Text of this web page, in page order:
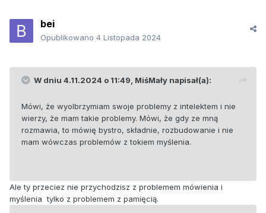
bei
Opublikowano 4 Listopada 2024
W dniu 4.11.2024 o 11:49, MiśMały napisał(a):
Mówi, że wyolbrzymiam swoje problemy z intelektem i nie
wierzy, że mam takie problemy. Mówi, że gdy ze mną
rozmawia, to mówię bystro, składnie, rozbudowanie i nie
mam wówczas problemów z tokiem myślenia.
Ale ty przeciez nie przychodzisz z problemem mówienia i
myślenia tylko z problemem z pamięcią.